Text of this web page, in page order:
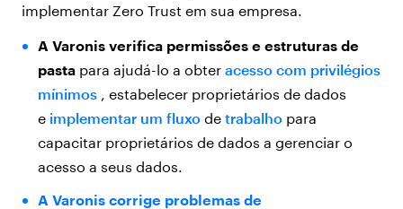
implementar Zero Trust em sua empresa.
A Varonis verifica permissões e estruturas de
pastapara ajudá-lo a obter acesso com privilégios
mínimos, estabelecer proprietários de dados
e implementar um fluxode trabalhopara
capacitar proprietários de dados a gerenciar o
acesso a seus dados.
A Varonis corrige problemas de